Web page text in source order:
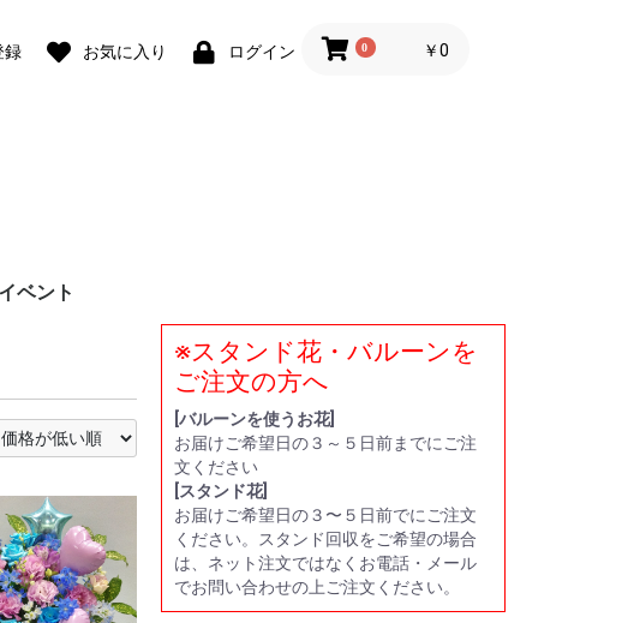
録 お気に入り ログイン 0 ￥0
ベント
※スタンド花・バルーンを
ご注文の方へ
[バルーンを使うお花]
お届けご希望日の３～５日前までにご注
文ください
[スタンド花]
お届けご希望日の３〜５日前でにご注文
ください。スタンド回収をご希望の場合
は、ネット注文ではなくお電話・メール
でお問い合わせの上ご注文ください。